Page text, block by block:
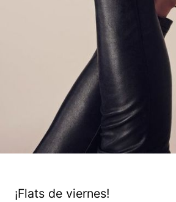
¡Flats de viernes!